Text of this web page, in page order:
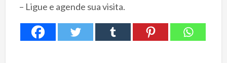
– Ligue e agende sua visita.